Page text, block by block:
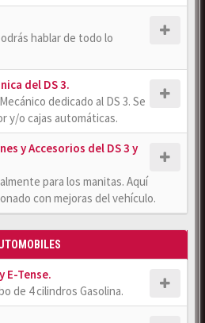
hablar de todo lo
del DS 3.
dedicado al DS 3. Se
y/o cajas automáticas.
y Accesorios del DS 3 y
para los manitas. Aquí
con mejoras del vehículo.
E-Tense.
de 4 cilindros Gasolina.